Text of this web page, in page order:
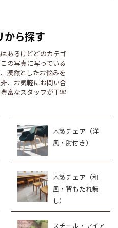
から探す
あるけどどのカテゴ
の写真に写っている
漠然としたお悩みを
、お気軽にお問い合
富なスタッフが丁寧
木製チェア（洋
風・肘付き）
木製チェア（和
風・背もたれ無
し）
スチール・アイア